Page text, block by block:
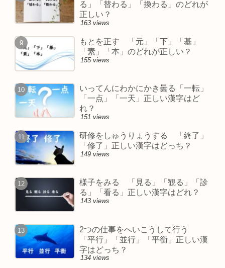
る」「替わる」「換わる」のどれが
正しい？
163 views
もとを正す 「元」「下」「基」
「素」「本」のどれが正しい？
155 views
いってんにわかにかき曇る「一転」
「一点」「一天」正しい漢字はど
れ？
151 views
研修をしゅうりょうする 「終了」
「修了」正しい漢字はどっち？
149 views
様子をみる 「見る」「観る」「診
る」「看る」正しい漢字はどれ？
143 views
2つの仕事をへいこうして行う
「平行」「並行」「平衡」正しい漢
字はどっち？
134 views